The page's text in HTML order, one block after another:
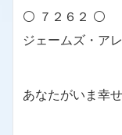
⚪ ７２６２ ⚪
ジェームズ・ア
あなたがいま幸